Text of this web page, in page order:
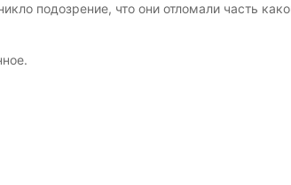
подозрение, что они отломали часть